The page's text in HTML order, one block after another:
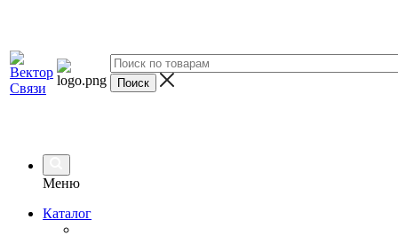
Меню
Каталог